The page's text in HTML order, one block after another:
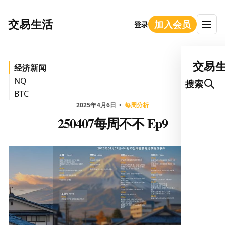
交易生活 登录 加入会员
交易
搜索
经济新闻
NQ
BTC
2025年4月6日 每周分析
250407每周不不 Ep9